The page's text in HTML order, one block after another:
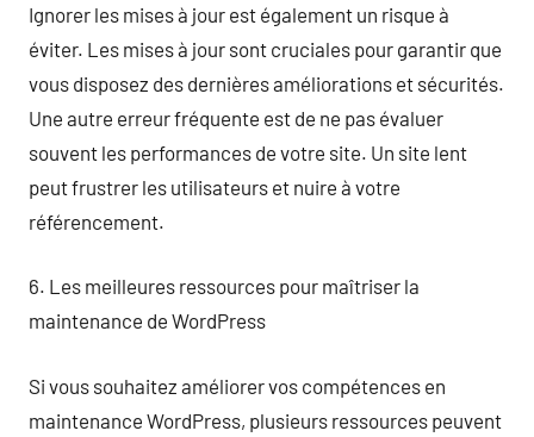
Ignorer les mises à jour est également un risque à
éviter. Les mises à jour sont cruciales pour garantir que
vous disposez des dernières améliorations et sécurités.
Une autre erreur fréquente est de ne pas évaluer
souvent les performances de votre site. Un site lent
peut frustrer les utilisateurs et nuire à votre
référencement.
6. Les meilleures ressources pour maîtriser la
maintenance de WordPress
Si vous souhaitez améliorer vos compétences en
maintenance WordPress, plusieurs ressources peuvent